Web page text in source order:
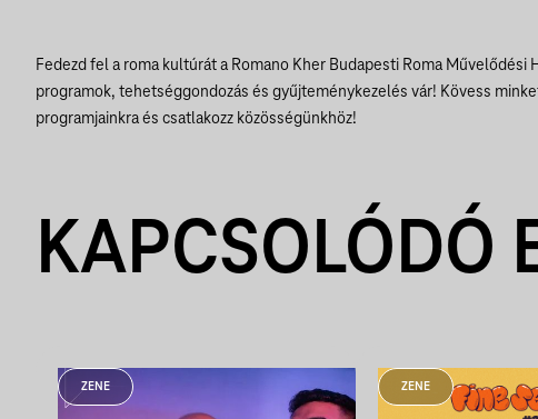
Fedezd fel a roma kultúrát a Romano Kher Budapesti Roma Művelődési
programok, tehetséggondozás és gyűjteménykezelés vár! Kövess
programjainkra és csatlakozz közösségünkhöz!
KAPCSOLÓDÓ
ZENE ZENE